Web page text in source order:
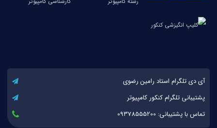
آی دی تلگرام استاد رامین رضوی
پشتیبانی تلگرام کنکور کامپیوتر
تماس با پشتیبانی: 09378555200